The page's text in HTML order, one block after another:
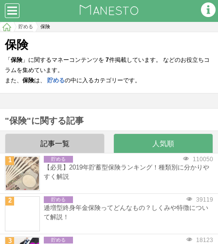
貯める 保険
保険
「 保険」に関するマネーコンテンツを 7件掲載しています。 などのお役立ちコ
ラムを集めています。
また、 保険は、 貯めるの中に入るカテゴリーです。
"保険"に関する記事
記事一覧 人気順
1 貯める 110050
【必見】2019年貯蓄型保険ランキング！種類別に分かりや
すく解説
2 貯める 39119
逓増型終身年金保険ってどんなもの？しくみや特徴につい
て解説！
3 貯める 18123